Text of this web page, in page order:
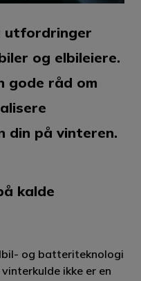
utfordringer
og elbileiere.
gode råd om
din på vinteren.
kalde
og batteriteknologi
ikke er en